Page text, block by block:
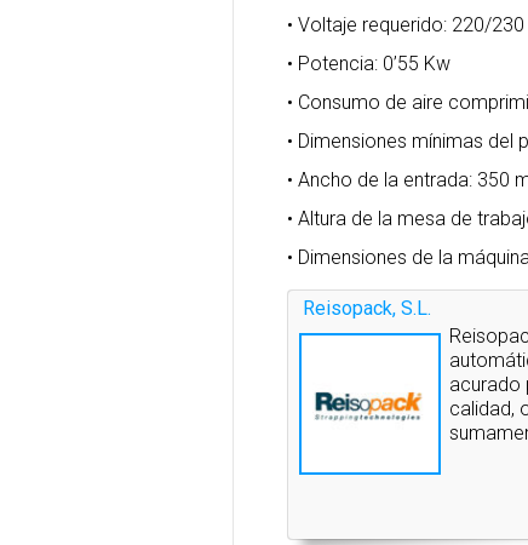
• Voltaje requerido: 220/
• Potencia: 0’55 Kw
• Consumo de aire
• Dimensiones mínimas del
• Ancho de la entrada: 350
• Altura de la mesa de
• Dimensiones de la
Reisopack, S.L.
acurado
calidad,